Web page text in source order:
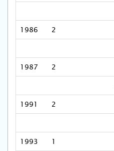
1986 2
1987 2
1991 2
1993 1